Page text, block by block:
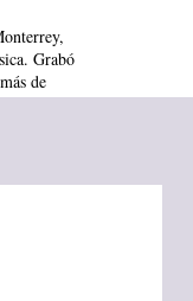
Grabó
de
“El
cuales
Las